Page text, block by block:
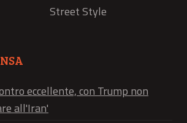
Street Style
eccellente, con Trump non
all'Iran'